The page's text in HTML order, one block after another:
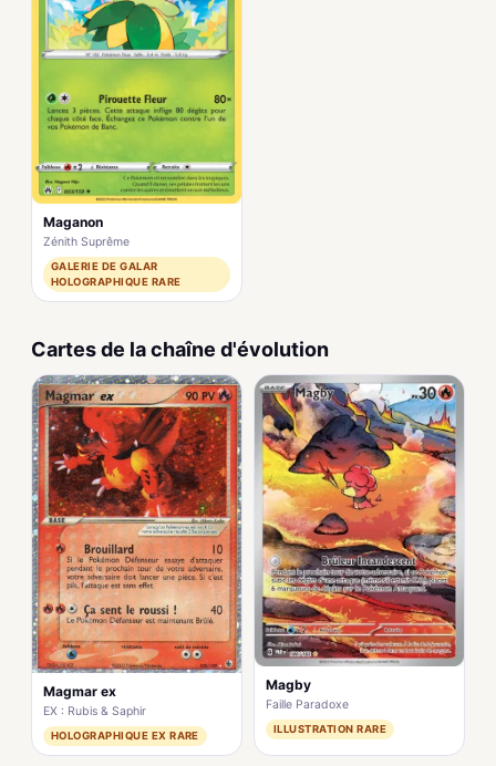
Maganon
Zénith Suprême
GALERIE DE GALAR
HOLOGRAPHIQUE RARE
Cartes de la chaîne d'évolution
Magmar ex
EX : Rubis & Saphir
HOLOGRAPHIQUE EX RARE
Magby
Faille Paradoxe
ILLUSTRATION RARE